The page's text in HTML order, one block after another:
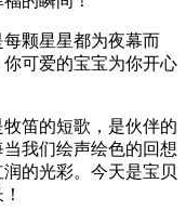
颗星星都为夜幕而
可爱的宝宝为你开心
笛的短歌，是伙伴的
我们绘声绘色的回想
的光彩。今天是宝贝